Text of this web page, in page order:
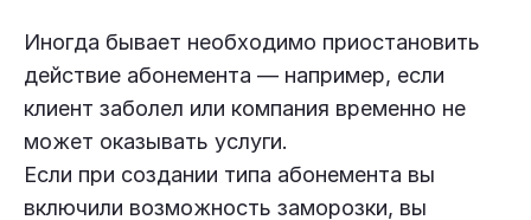
Иногда бывает необходимо приостановить
действие абонемента — например, если
клиент заболел или компания временно не
может оказывать услуги.
Если при создании типа абонемента вы
включили возможность заморозки, вы